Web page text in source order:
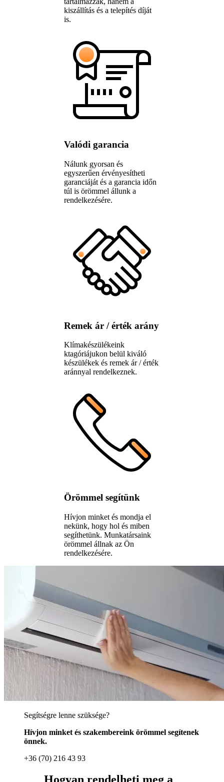
kiszállítás és a telepítés díját
is.
Valódi garancia
Nálunk gyorsan és
egyszerűen érvényesítheti
garanciáját és a garancia időn
túl is örömmel állunk a
rendelkezésére.
Remek ár / érték arány
Klímakészülékeink
ktagóriájukon belül kiváló
készülékek és remek ár / érték
aránnyal rendelkeznek.
Örömmel segítünk
Hívjon minket és mondja el
nekünk, hogy hol és miben
segíthetünk. Munkatársaink
örömmel állnak az Ön
rendelkezésére.
Segítségre lenne szüksége?
Hívjon minket és szakembereink örömmel segítenek
önnek.
+36 (70) 216 43 93
Hogyan rendelheti meg a